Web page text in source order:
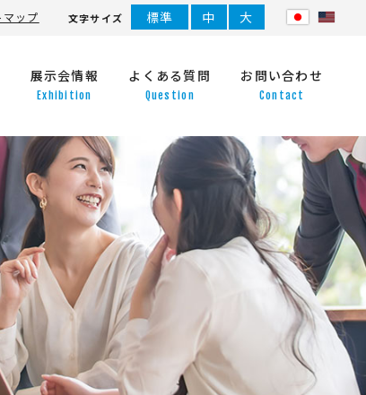
文字サイズ 標準 中 大
ップ
医療･福祉関係訪日外国人向けツ
アーアテンド
沿革
展示会情報
Exhibition
よくある質問
Question
お問い合わせ
Contact